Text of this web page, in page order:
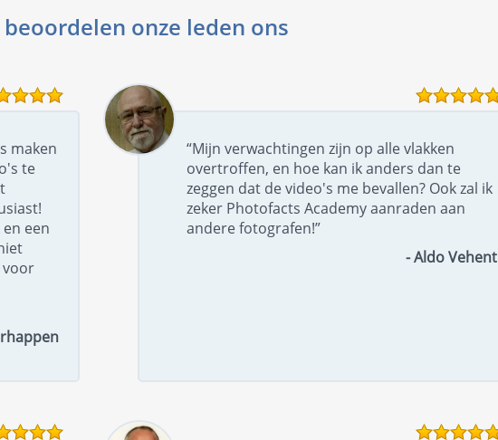
beoordelen onze leden ons
maken
te
een
voor
“Mijn verwachtingen zijn op alle vlakken
overtroffen, en hoe kan ik anders dan te
zeggen dat de video's me bevallen? Ook zal ik
zeker Photofacts Academy aanraden aan
andere fotografen!”
- Aldo Vehent